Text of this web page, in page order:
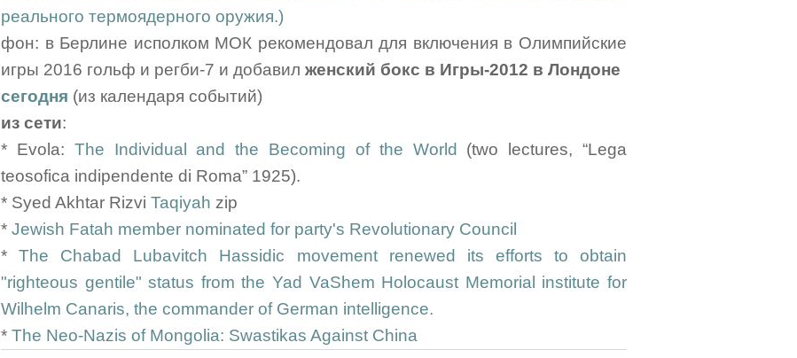
реального термоядерного оружия.)
фон: в Берлине исполком МОК рекомендовал для включения в Олимпийские
игры 2016 гольф и регби-7 и добавил женский бокс в Игры-2012 в Лондоне
сегодня (из календаря событий)
из сети:
* Evola: The Individual and the Becoming of the World
(two lectures, “Lega
teosofica indipendente di Roma” 1925).
* Syed Akhtar Rizvi Taqiyah zip
* Jewish Fatah member nominated for party's Revolutionary Council
*The Chabad Lubavitch Hassidic movement renewed its efforts to obtain
"righteous gentile" status from the Yad VaShem Holocaust Memorial institute for
Wilhelm Canaris, the commander of German intelligence.
* The Neo-Nazis of Mongolia: Swastikas Against China